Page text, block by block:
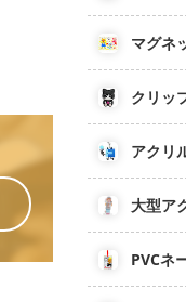
マグネ
クリッ
アクリ
大型ア
PVCネ